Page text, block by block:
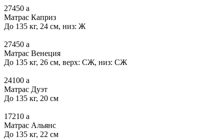
27450 a
Матрас Каприз
До 135 кг, 24 см, низ: Ж
27450 a
Матрас Венеция
До 135 кг, 26 см, верх: СЖ, низ: СЖ
24100 a
Матрас Дуэт
До 135 кг, 20 см
17210 a
Матрас Альянс
До 135 кг, 22 см